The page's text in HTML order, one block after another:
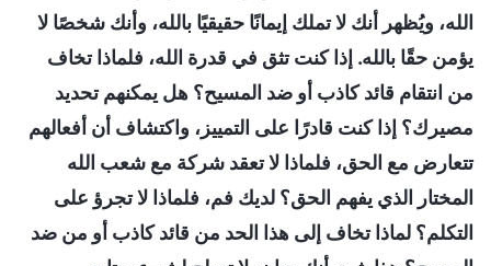
الله، ويُظهر أنك لا تملك إيمانًا حقيقيًا بالله، وأنك شخصًا لا
يؤمن حقًا بالله. إذا كنت تثق في قدرة الله، فلماذا تخاف
من انتقام قائد كاذب أو ضد المسيح؟ هل يمكنهم تحديد
مصيرك؟ إذا كنت قادرًا على التمييز، واكتشاف أن أفعالهم
تتعارض مع الحق، فلماذا لا تعقد شركة مع شعب الله
المختار الذي يفهم الحق؟ لديك فم، فلماذا لا تجرؤ على
التكلم؟ لماذا تخاف إلى هذا الحد من قائد كاذب أو من ضد